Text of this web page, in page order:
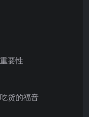
要性
货的福音